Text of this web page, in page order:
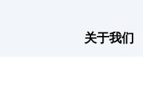
关于我们